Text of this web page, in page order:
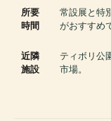
所要
時間
常設展と特
がおすすめ
近隣
施設
ティボリ公
市場。